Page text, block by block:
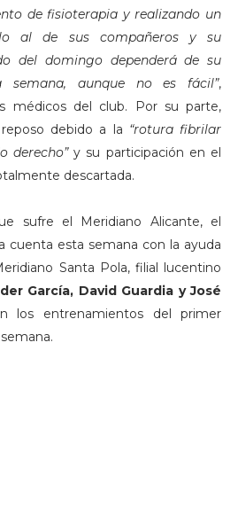
de fisioterapia y realizando un
al de sus compañeros y su
del domingo dependerá de su
semana, aunque no es fácil”,
médicos del club. Por su parte,
debido a la “rotura fibrilar
derecho”y su participación en el
descartada.
sufre el Meridiano Alicante, el
cuenta esta semana con la ayuda
Santa Pola, filial lucentino
García, David Guardia y José
los entrenamientos del primer